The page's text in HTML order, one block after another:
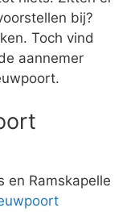
bij?
Toch vind
aannemer
en Ramskapelle